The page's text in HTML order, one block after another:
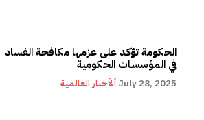
الحكومة تؤكد على عزمها مكافحة الفساد
في المؤسسات الحكومية
ألأخبار العالمية July 28, 2025